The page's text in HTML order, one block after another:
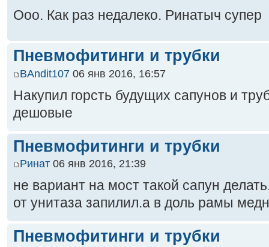
Ооо. Как раз недалеко. Ринатыч супер
Пневмофитинги и трубки
BAndit107 06 янв 2016, 16:57
Накупил горсть будущих сапунов и
дешовые
Пневмофитинги и трубки
Ринат 06 янв 2016, 21:39
не вариант на мост такой сапун
от унитаза запилил.а в доль рамы
Пневмофитинги и трубки